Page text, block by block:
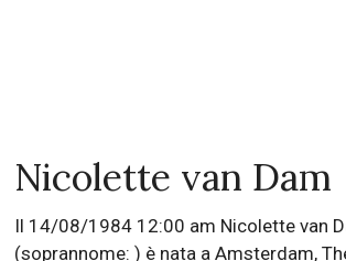
Nicolette van Dam
Il 14/08/1984 12:00 am Nicolette van
(soprannome: ) è nata a Amsterdam,